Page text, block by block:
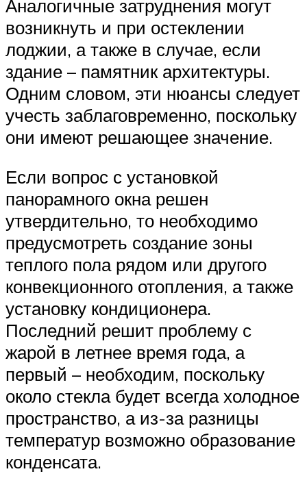
Аналогичные затруднения могут
возникнуть и при остеклении
лоджии, а также в случае, если
здание – памятник архитектуры.
Одним словом, эти нюансы следует
учесть заблаговременно, поскольку
они имеют решающее значение.
Если вопрос с установкой
панорамного окна решен
утвердительно, то необходимо
предусмотреть создание зоны
теплого пола рядом или другого
конвекционного отопления, а также
установку кондиционера.
Последний решит проблему с
жарой в летнее время года, а
первый – необходим, поскольку
около стекла будет всегда холодное
пространство, а из-за разницы
температур возможно образование
конденсата.